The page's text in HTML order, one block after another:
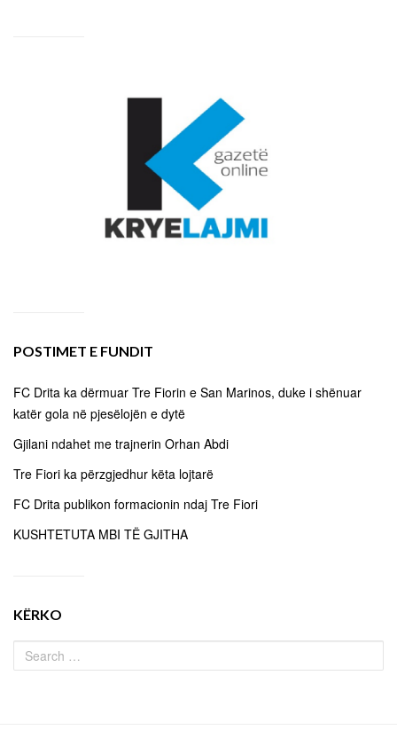
POSTIMET E FUNDIT
FC Drita ka dërmuar Tre Fiorin e San Marinos, duke i shënuar
katër gola në pjesëlojën e dytë
Gjilani ndahet me trajnerin Orhan Abdi
Tre Fiori ka përzgjedhur këta lojtarë
FC Drita publikon formacionin ndaj Tre Fiori
KUSHTETUTA MBI TË GJITHA
KËRKO